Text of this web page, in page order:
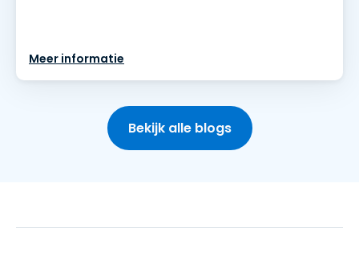
Meer informatie
Bekijk alle blogs